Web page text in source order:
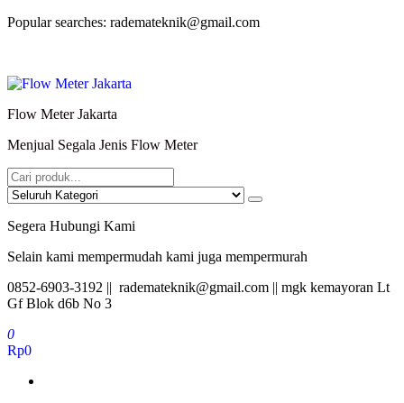
Lompat
Popular searches: rademateknik@gmail.com
Flow Meter Jakarta
Menjual Segala Jenis Flow Meter
Segera Hubungi Kami
Selain kami mempermudah kami juga mempermurah
0852-6903-3192 || rademateknik@gmail.com || mgk kemayoran Lt
Gf Blok d6b No 3
0
Rp0